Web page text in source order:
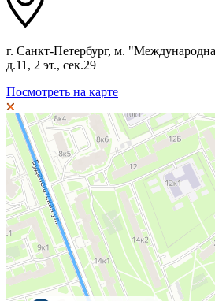
г. Санкт-Петербург, м.
д.11, 2 эт., сек.29
Посмотреть на карте